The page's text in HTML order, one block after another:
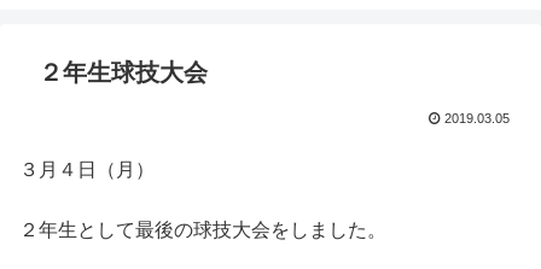
２年生球技大会
2019.03.05
３月４日（月）
２年生として最後の球技大会をしました。